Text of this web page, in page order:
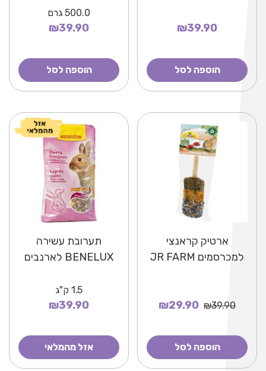
₪39.90
הוספה לסל
500.0 גרם
₪39.90
הוספה לסל
ארטיק קראנצי
למכרסמים JR FARM
₪39.90
₪29.90
הוספה לסל
תערובת עשירה
BENELUX לארנבים
1.5 ק"ג
₪39.90
אזל מהמלאי